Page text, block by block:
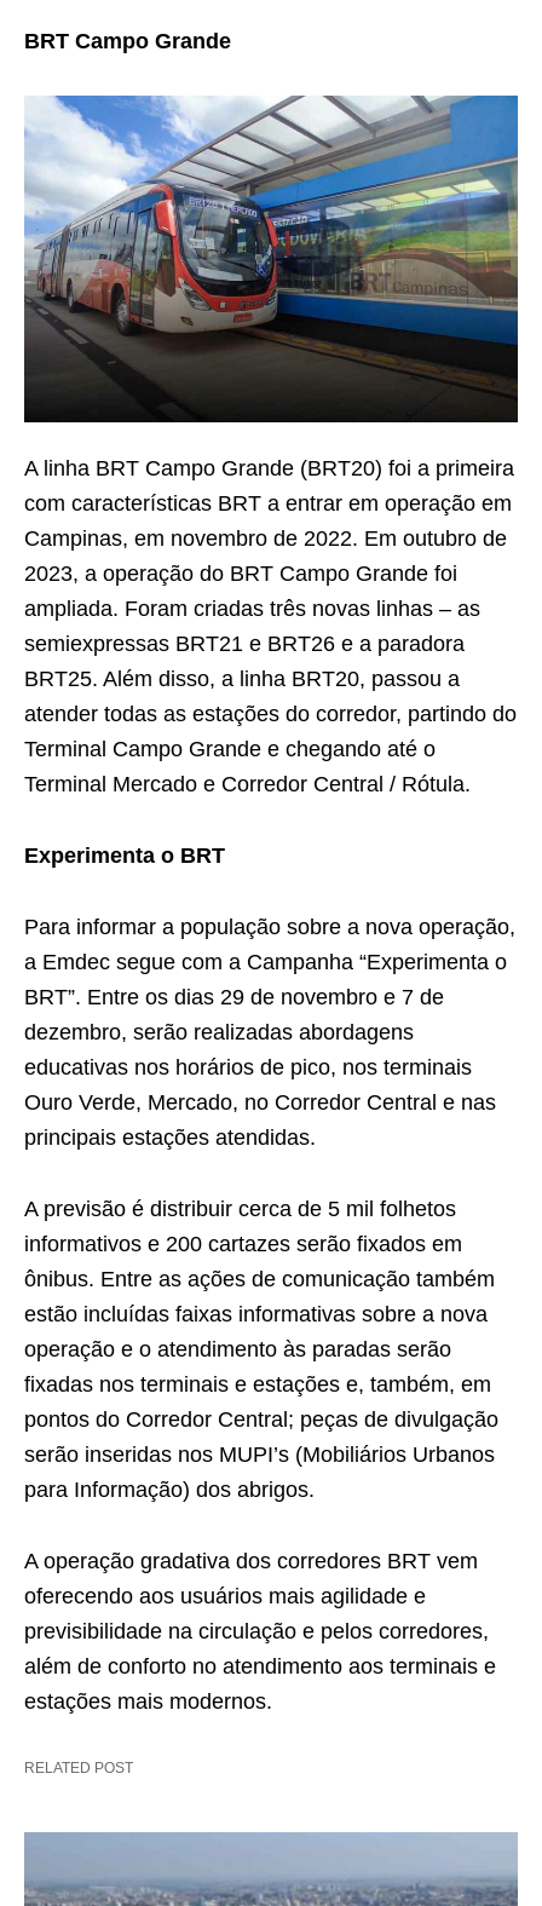
BRT Campo Grande
A linha BRT Campo Grande (BRT20) foi a primeira
com características BRT a entrar em operação em
Campinas, em novembro de 2022. Em outubro de
2023, a operação do BRT Campo Grande foi
ampliada. Foram criadas três novas linhas – as
semiexpressas BRT21 e BRT26 e a paradora
BRT25. Além disso, a linha BRT20, passou a
atender todas as estações do corredor, partindo do
Terminal Campo Grande e chegando até o
Terminal Mercado e Corredor Central / Rótula.
Experimenta o BRT
Para informar a população sobre a nova operação,
a Emdec segue com a Campanha “Experimenta o
BRT”. Entre os dias 29 de novembro e 7 de
dezembro, serão realizadas abordagens
educativas nos horários de pico, nos terminais
Ouro Verde, Mercado, no Corredor Central e nas
principais estações atendidas.
A previsão é distribuir cerca de 5 mil folhetos
informativos e 200 cartazes serão fixados em
ônibus. Entre as ações de comunicação também
estão incluídas faixas informativas sobre a nova
operação e o atendimento às paradas serão
fixadas nos terminais e estações e, também, em
pontos do Corredor Central; peças de divulgação
serão inseridas nos MUPI’s (Mobiliários Urbanos
para Informação) dos abrigos.
A operação gradativa dos corredores BRT vem
oferecendo aos usuários mais agilidade e
previsibilidade na circulação e pelos corredores,
além de conforto no atendimento aos terminais e
estações mais modernos.
RELATED POST